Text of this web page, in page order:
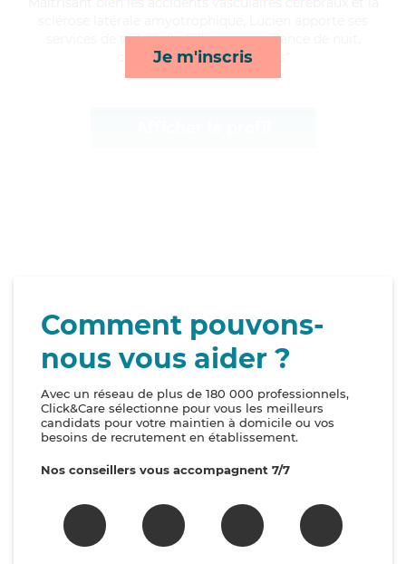
Je m'inscris
services de toilette/habillage, surveillance de nuit,
compagnie/loisirs et repas*
Comment pouvons-
nous vous aider ?
Avec un réseau de plus de 180 000 professionnels,
Click&Care sélectionne pour vous les meilleurs
candidats pour votre maintien à domicile ou vos
besoins de recrutement en établissement.
Nos conseillers vous accompagnent 7/7